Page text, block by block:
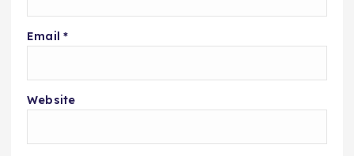
Email *
Website